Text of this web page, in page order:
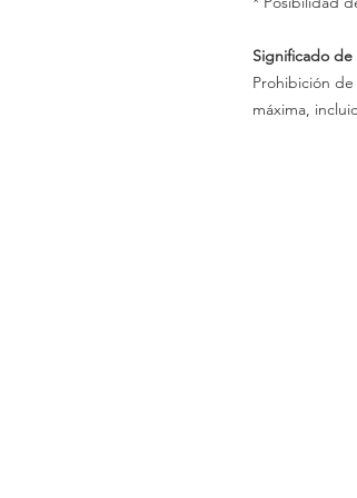
Significado de
Prohibición
máxima,